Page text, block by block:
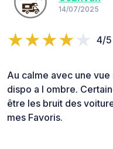
14/07/2025
4/5
Au calme avec une
dispo a l ombre.
être les bruit des
mes Favoris.